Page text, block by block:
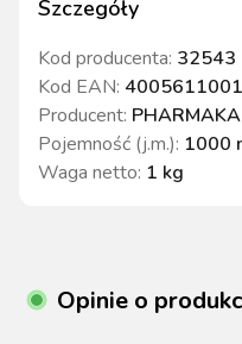
Szczegóły
Kod producenta: 32543
Kod EAN:
Producent:
Pojemność (j.m.): 1000
Waga netto: 1 kg
Opinie o